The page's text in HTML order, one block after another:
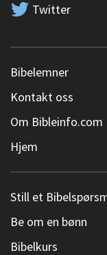
Twitter
Bibelemner
Kontakt oss
Om Bibleinfo.com
Hjem
Still et
Be om en bønn
Bibelkurs